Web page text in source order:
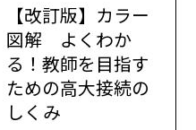
【改訂版】カラー
図解 よくわか
る！教師を目指す
ための高大接続の
しくみ